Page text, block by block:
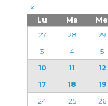
«
Lu Ma Me
27
28 29
3
4 5
10
11 12
17
18 19
24
25 26